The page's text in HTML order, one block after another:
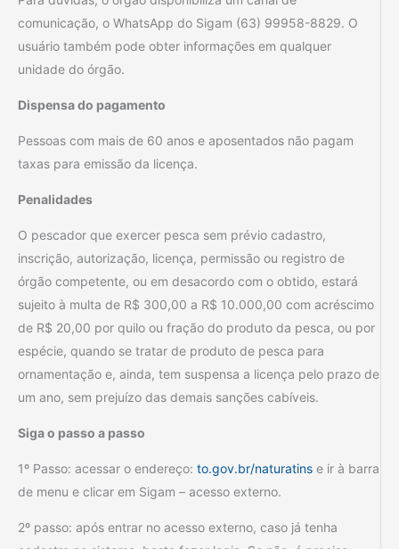
comunicação, o WhatsApp do Sigam (63) 99958-8829. O
usuário também pode obter informações em qualquer
unidade do órgão.
Dispensa do pagamento
Pessoas com mais de 60 anos e aposentados não pagam
taxas para emissão da licença.
Penalidades
O pescador que exercer pesca sem prévio cadastro,
inscrição, autorização, licença, permissão ou registro de
órgão competente, ou em desacordo com o obtido, estará
sujeito à multa de R$ 300,00 a R$ 10.000,00 com acréscimo
de R$ 20,00 por quilo ou fração do produto da pesca, ou por
espécie, quando se tratar de produto de pesca para
ornamentação e, ainda, tem suspensa a licença pelo prazo de
um ano, sem prejuízo das demais sanções cabíveis.
Siga o passo a passo
1º Passo: acessar o endereço: to.gov.br/naturatins e ir à barra
de menu e clicar em Sigam – acesso externo.
2º passo: após entrar no acesso externo, caso já tenha